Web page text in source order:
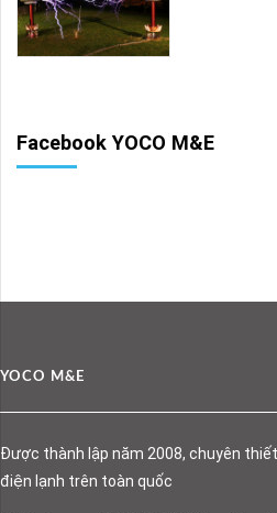
Facebook YOCO M&E
YOCO M&E
Được thành lập năm 2008, chuyên
điện lạnh trên toàn quốc